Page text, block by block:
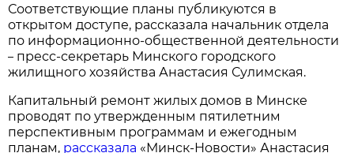
Соответствующие планы публикуются в
открытом доступе, рассказала начальник отдела
по информационно-общественной деятельности
– пресс-секретарь Минского городского
жилищного хозяйства Анастасия Сулимская.
Капитальный ремонт жилых домов в Минске
проводят по утвержденным пятилетним
перспективным программам и ежегодным
планам, рассказала «Минск-Новости» Анастасия